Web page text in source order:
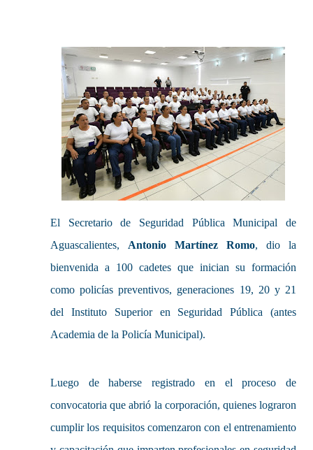
El Secretario de Seguridad Pública Municipal de
Aguascalientes, Antonio Martínez Romo, dio la
bienvenida a 100 cadetes que inician su formación
como policías preventivos, generaciones 19, 20 y 21
del Instituto Superior en Seguridad Pública (antes
Academia de la Policía Municipal).
Luego de haberse registrado en el proceso de
convocatoria que abrió la corporación, quienes lograron
cumplir los requisitos comenzaron con el entrenamiento